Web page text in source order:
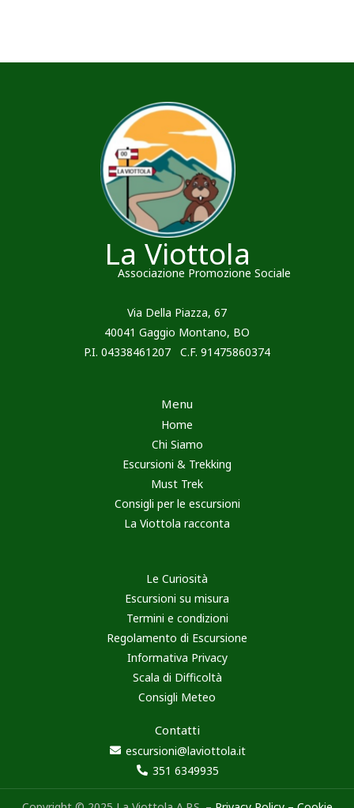
La Viottola
Associazione Promozione Sociale
Via Della Piazza, 67
40041 Gaggio Montano, BO
P.I. 04338461207 C.F. 91475860374
Menu
Home
Chi Siamo
Escursioni & Trekking
Must Trek
Consigli per le escursioni
La Viottola racconta
Le Curiosità
Escursioni su misura
Termini e condizioni
Regolamento di Escursione
Informativa Privacy
Scala di Difficoltà
Consigli Meteo
Contatti
escursioni@laviottola.it
351 6349935